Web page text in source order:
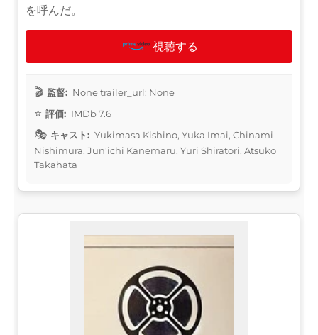
を呼んだ。
視聴する
監督: None trailer_url: None
評価: IMDb 7.6
キャスト: Yukimasa Kishino, Yuka Imai, Chinami
Nishimura, Jun'ichi Kanemaru, Yuri Shiratori, Atsuko
Takahata